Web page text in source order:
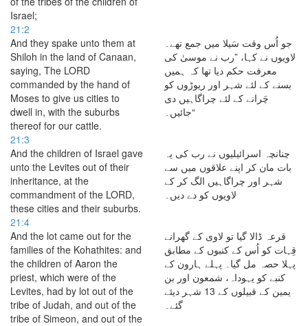
Israel;
21:2
And they spake unto them at
Shiloh in the land of Canaan,
saying, The LORD
commanded by the hand of
Moses to give us cities to
dwell in, with the suburbs
thereof for our cattle.
جو اُس وقت سَیلا میں جمع تھے۔
لاویوں نے کہا، ”رب نے موسیٰ کی
معرفت حکم دیا تھا کہ ہمیں
بسنے کے لئے شہر اور ریوڑوں کو
چَرانے کے لئے چراگاہیں دی
جائیں۔“
21:3
And the children of Israel gave
unto the Levites out of their
inheritance, at the
commandment of the LORD,
these cities and their suburbs.
چنانچہ اسرائیلیوں نے رب کی یہ
بات مان کر اپنے علاقوں میں سے
شہر اور چراگاہیں الگ کر کے
لاویوں کو دے دیں۔
21:4
And the lot came out for the
families of the Kohathites: and
the children of Aaron the
priest, which were of the
Levites, had by lot out of the
tribe of Judah, and out of the
tribe of Simeon, and out of the
قرعہ ڈالا گیا تو لاوی کے گھرانے
قِہات کو اُس کے کنبوں کے مطابق
پہلا حصہ مل گیا۔ پہلے ہارون کے
کنبے کو یہوداہ، شمعون اور بن
یمین کے قبیلوں کے 13 شہر دیئے
گئے۔